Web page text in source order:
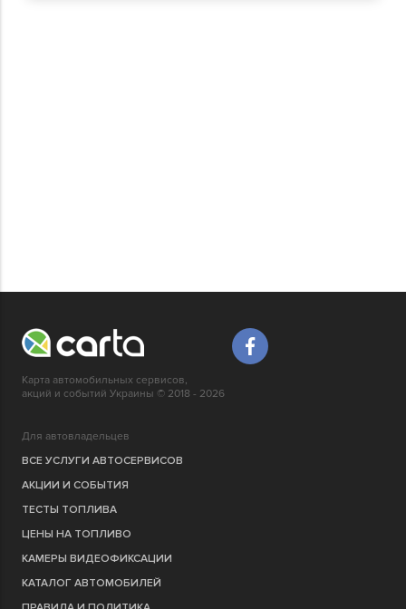
Карта автомобильных сервисов,
акций и событий Украины © 2018 - 2026
Для автовладельцев
ВСЕ УСЛУГИ АВТОСЕРВИСОВ
АКЦИИ И СОБЫТИЯ
ТЕСТЫ ТОПЛИВА
ЦЕНЫ НА ТОПЛИВО
КАМЕРЫ ВИДЕОФИКСАЦИИ
КАТАЛОГ АВТОМОБИЛЕЙ